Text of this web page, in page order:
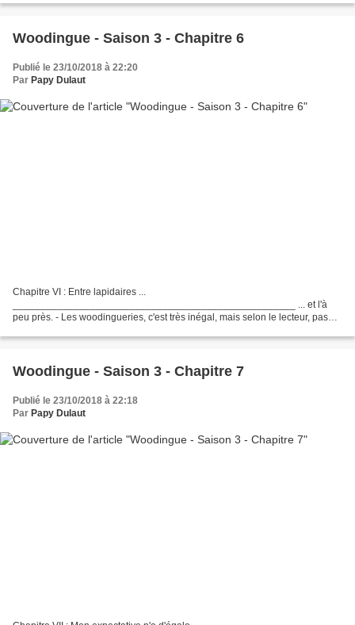
Woodingue - Saison 3 - Chapitre 6
Publié le 23/10/2018 à 22:20
Par Papy Dulaut
Chapitre VI : Entre lapidaires ...
___________________________________________________ ... et l'à
peu près. - Les woodingueries, c'est très inégal, mais selon le lecteur, pas
magique...
Woodingue - Saison 3 - Chapitre 7
Publié le 23/10/2018 à 22:18
Par Papy Dulaut